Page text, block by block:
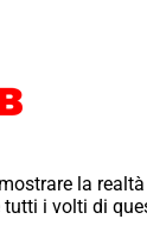
la
tutti i volti di